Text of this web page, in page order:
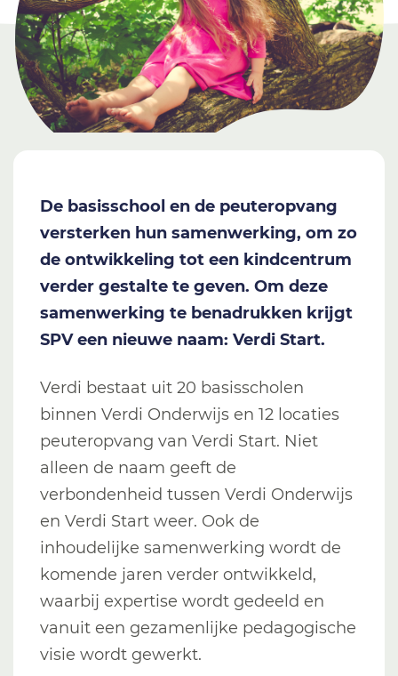
De basisschool en de peuteropvang
versterken hun samenwerking, om zo
de ontwikkeling tot een kindcentrum
verder gestalte te geven. Om deze
samenwerking te benadrukken krijgt
SPV een nieuwe naam: Verdi Start.
Verdi bestaat uit 20 basisscholen
binnen Verdi Onderwijs en 12 locaties
peuteropvang van Verdi Start. Niet
alleen de naam geeft de
verbondenheid tussen Verdi Onderwijs
en Verdi Start weer. Ook de
inhoudelijke samenwerking wordt de
komende jaren verder ontwikkeld,
waarbij expertise wordt gedeeld en
vanuit een gezamenlijke pedagogische
visie wordt gewerkt.